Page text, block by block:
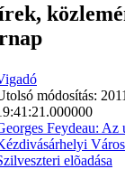
módosítás:
Feydeau: Az
elõadása